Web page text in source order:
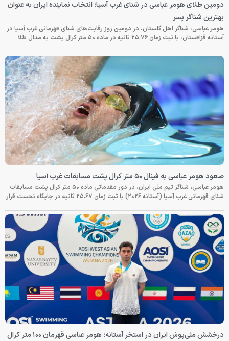
دومین طلای هومر عباسی در شنای غرب آسیا؛ انتخاب نماینده ایران به عنوان
بهترین شناگر پسر
هومر عباسی، شناگر اهل گلستان، در دومین روز رقابت‌های شنای قهرمانی غرب آسیا در
آستانه قزاقستان، با ثبت زمان ۲۵.۷۶ ثانیه در ماده ۵۰ متر کرال پشت به مدال طلا
صعود هومر عباسی به فینال ۵۰ متر کرال پشت مسابقات غرب آسیا
هومر عباسی، شناگر تیم ملی ایران، در دور مقدماتی ماده ۵۰ متر کرال پشت مسابقات
شنای قهرمانی غرب آسیا (آستانه ۲۰۲۶) با ثبت زمان ۲۵.۶۷ ثانیه در جایگاه نخست قرار
درخشش ملی‌پوش ایران در استخر آستانه؛ هومر عباسی قهرمان ۱۰۰ متر کرال